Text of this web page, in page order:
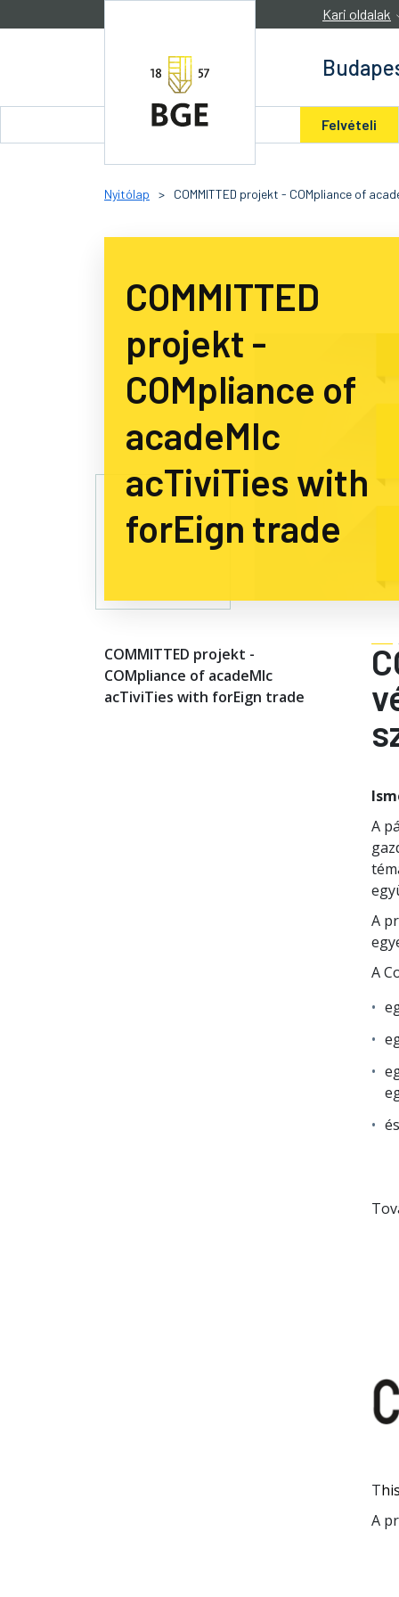
Kari oldalak
Felvételi
Nyitólap > COMMITTED projekt - COMpliance of
COMMITTED
projekt -
COMpliance of
acadeMIc
acTiviTies with
forEign trade
COMMITTED projekt -
COMpliance of acadeMIc
acTiviTies with forEign trade
A
A
A
T
A